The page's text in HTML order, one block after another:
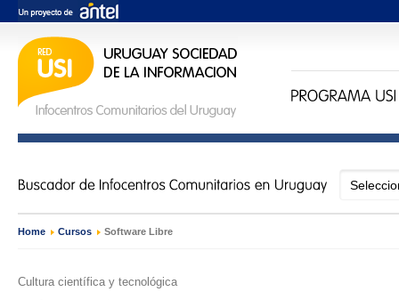
Home › Cursos › Software Libre
Cultura científica y tecnológica